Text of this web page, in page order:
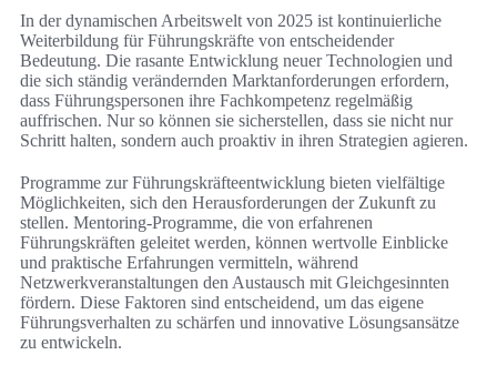
In der dynamischen Arbeitswelt von 2025 ist kontinuierliche
Weiterbildung für Führungskräfte von entscheidender
Bedeutung. Die rasante Entwicklung neuer Technologien und
die sich ständig verändernden Marktanforderungen erfordern,
dass Führungspersonen ihre Fachkompetenz regelmäßig
auffrischen. Nur so können sie sicherstellen, dass sie nicht nur
Schritt halten, sondern auch proaktiv in ihren Strategien agieren.
Programme zur Führungskräfteentwicklung bieten vielfältige
Möglichkeiten, sich den Herausforderungen der Zukunft zu
stellen. Mentoring-Programme, die von erfahrenen
Führungskräften geleitet werden, können wertvolle Einblicke
und praktische Erfahrungen vermitteln, während
Netzwerkveranstaltungen den Austausch mit Gleichgesinnten
fördern. Diese Faktoren sind entscheidend, um das eigene
Führungsverhalten zu schärfen und innovative Lösungsansätze
zu entwickeln.